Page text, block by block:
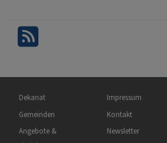
Hauptnavigation
Dekanat
Gemeinden
Angebote &
Fußbereichsmenü
Impressum
Kontakt
Newsletter